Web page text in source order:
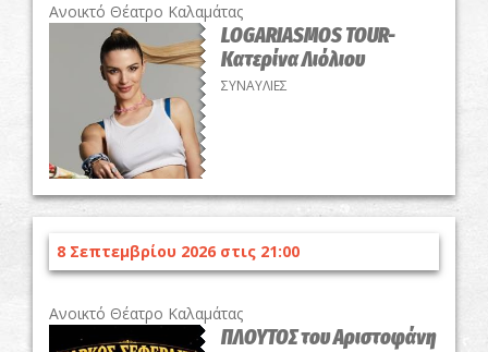
Ανοικτό Θέατρο Καλαμάτας
LOGARIASMOS TOUR-
Κατερίνα Λιόλιου
ΣΥΝΑΥΛΙΕΣ
8 Σεπτεμβρίου 2026 στις 21:00
Ανοικτό Θέατρο Καλαμάτας
ΠΛΟΥΤΟΣ του Αριστοφάνη